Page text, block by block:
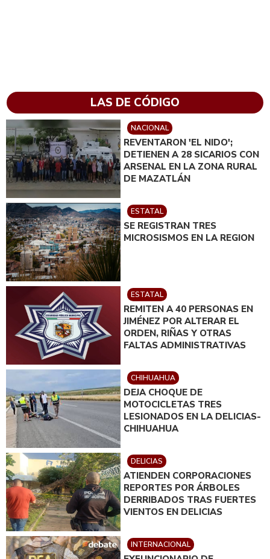
LAS DE CÓDIGO
NACIONAL
REVENTARON 'EL NIDO';
DETIENEN A 28 SICARIOS CON
ARSENAL EN LA ZONA RURAL
DE MAZATLÁN
ESTATAL
SE REGISTRAN TRES
MICROSISMOS EN LA REGION
ESTATAL
REMITEN A 40 PERSONAS EN
JIMÉNEZ POR ALTERAR EL
ORDEN, RIÑAS Y OTRAS
FALTAS ADMINISTRATIVAS
CHIHUAHUA
DEJA CHOQUE DE
MOTOCICLETAS TRES
LESIONADOS EN LA DELICIAS-
CHIHUAHUA
DELICIAS
ATIENDEN CORPORACIONES
REPORTES POR ÁRBOLES
DERRIBADOS TRAS FUERTES
VIENTOS EN DELICIAS
INTERNACIONAL